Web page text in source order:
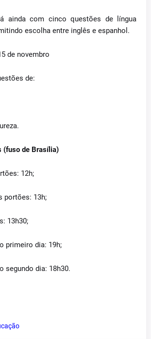
ainda com cinco questões de língua
escolha entre inglês e espanhol.
de novembro
de:
(fuso de Brasília)
12h;
portões: 13h;
13h30;
primeiro dia: 19h;
segundo dia: 18h30.